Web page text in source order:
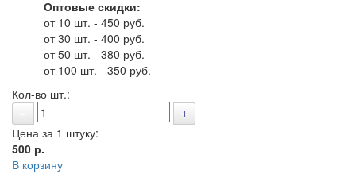
Оптовые скидки:
от 10 шт. - 450 руб.
от 30 шт. - 400 руб.
от 50 шт. - 380 руб.
от 100 шт. - 350 руб.
Кол-во шт.:
Цена за 1 штуку:
500 р.
В корзину